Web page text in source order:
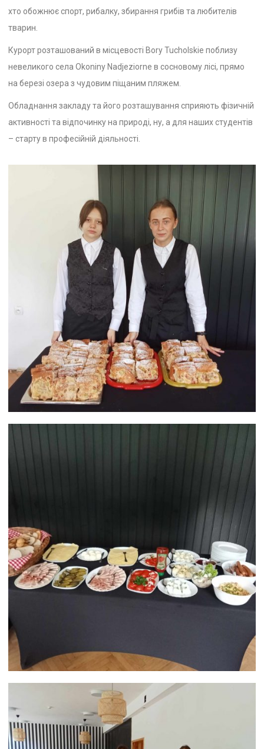
хто обожнює спорт, рибалку, збирання грибів та любителів
тварин.
Курорт розташований в місцевості Bory Tucholskie поблизу
невеликого села Okoniny Nadjeziorneв сосновому лісі, прямо
на березі озера з чудовим піщаним пляжем.
Обладнання закладу та його розташування сприяють фізичній
активності та відпочинку на природі, ну, а для наших студентів
– старту в професійній діяльності.